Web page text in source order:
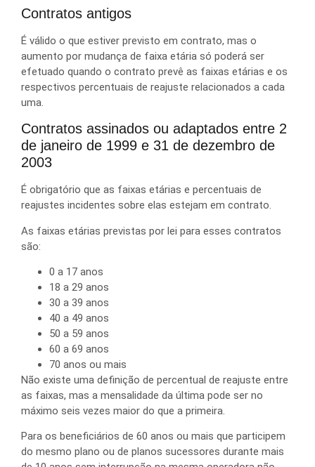
Contratos antigos
É válido o que estiver previsto em contrato, mas o
aumento por mudança de faixa etária só poderá ser
efetuado quando o contrato prevê as faixas etárias e os
respectivos percentuais de reajuste relacionados a cada
uma.
Contratos assinados ou adaptados entre 2
de janeiro de 1999 e 31 de dezembro de
2003
É obrigatório que as faixas etárias e percentuais de
reajustes incidentes sobre elas estejam em contrato.
As faixas etárias previstas por lei para esses contratos
são:
0 a 17 anos
18 a 29 anos
30 a 39 anos
40 a 49 anos
50 a 59 anos
60 a 69 anos
70 anos ou mais
Não existe uma definição de percentual de reajuste entre
as faixas, mas a mensalidade da última pode ser no
máximo seis vezes maior do que a primeira.
Para os beneficiários de 60 anos ou mais que participem
do mesmo plano ou de planos sucessores durante mais